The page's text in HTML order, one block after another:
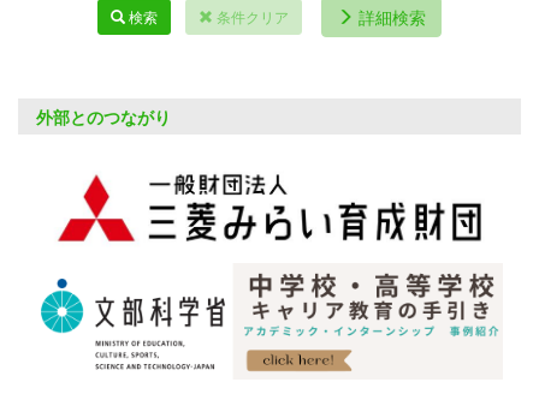
検索 条件クリア 詳細検索
外部とのつながり